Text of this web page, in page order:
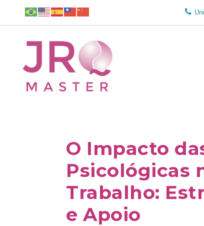
O Impacto
Psicológicas
Trabalho:
e Apoio